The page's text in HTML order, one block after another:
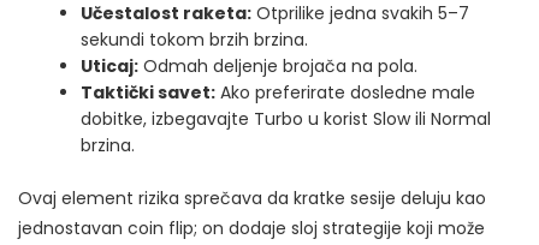
Učestalost raketa: Otprilike jedna svakih 5–7
sekundi tokom brzih brzina.
Uticaj: Odmah deljenje brojača na pola.
Taktički savet: Ako preferirate dosledne male
dobitke, izbegavajte Turbo u korist Slow ili Normal
brzina.
Ovaj element rizika sprečava da kratke sesije deluju kao
jednostavan coin flip; on dodaje sloj strategije koji može